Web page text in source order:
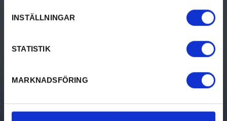
INSTÄLLNINGAR
STATISTIK
MARKNADSFÖRING
Evenemang
Bed & breakfast